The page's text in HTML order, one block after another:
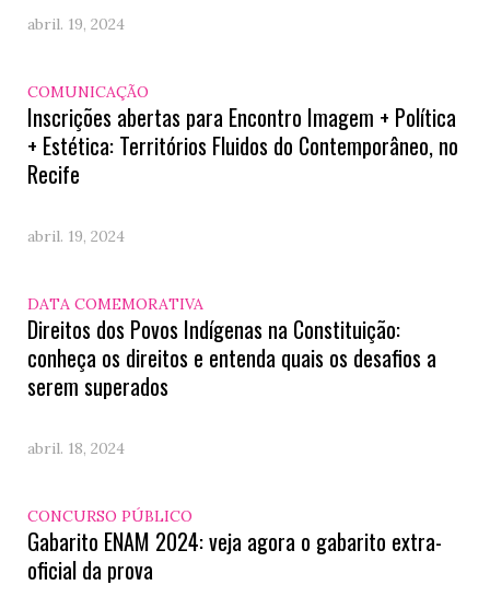
abril. 19, 2024
COMUNICAÇÃO
Inscrições abertas para Encontro Imagem + Política
+ Estética: Territórios Fluidos do Contemporâneo, no
Recife
abril. 19, 2024
DATA COMEMORATIVA
Direitos dos Povos Indígenas na Constituição:
conheça os direitos e entenda quais os desafios a
serem superados
abril. 18, 2024
CONCURSO PÚBLICO
Gabarito ENAM 2024: veja agora o gabarito extra-
oficial da prova